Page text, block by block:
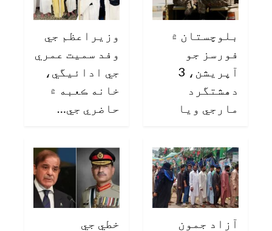
بلوچستان ۾
فورسز جو
آپريشن، 3
دهشتگرد
مارجي ويا
وزيراعظم جي
وفد سميت عمري
جي ادائيگي،
خانه ڪعبه ۾
حاضري جي…
آزاد جمون
خطي جي